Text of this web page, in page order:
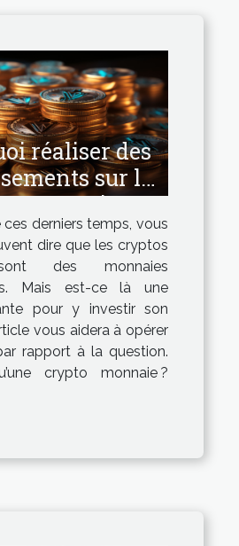
réaliser des
sur les
monnaies ?
ces derniers temps, vous
dire que les cryptos
des monnaies
Mais est-ce là une
pour y investir son
vous aidera à opérer
rapport à la question.
crypto monnaie ?